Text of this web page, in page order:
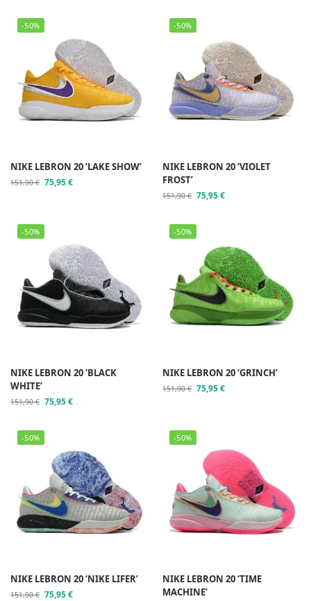
-50%
NIKE LEBRON 20 ‘LAKE SHOW’
151,90€ 75,95€
-50%
NIKE LEBRON 20 ‘VIOLET
FROST’
151,90€ 75,95€
-50%
NIKE LEBRON 20 ‘BLACK
WHITE’
151,90€ 75,95€
-50%
NIKE LEBRON 20 ‘GRINCH’
151,90€ 75,95€
-50%
NIKE LEBRON 20 ‘NIKE LIFER’
151,90€ 75,95€
-50%
NIKE LEBRON 20 ‘TIME
MACHINE’